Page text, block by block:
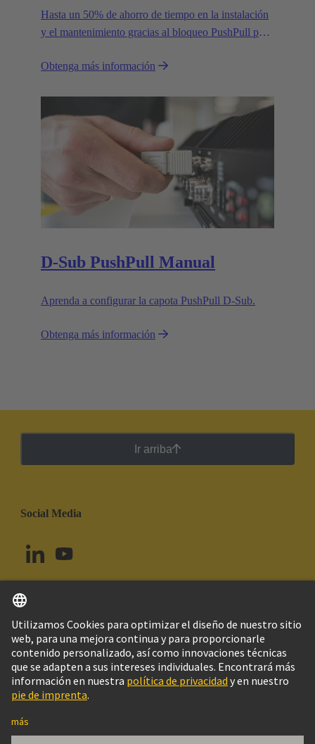
Hasta un 50% de ahorro de tiempo en la instalación
y el mantenimiento gracias al bloqueo PushPull para
Obtenga más información
D-Sub PushPull Manual
Aprenda a configurar la capota PushPull D-Sub.
Obtenga más información
Ir arriba
Social Media
Brasil Español
© Grupo Tecnológico HARTING
Configuración de cookies